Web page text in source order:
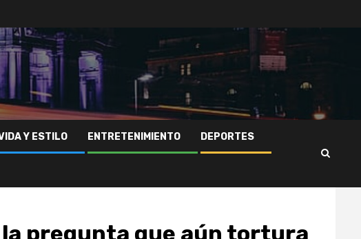
Y ESTILO ENTRETENIMIENTO DEPORTES
la pregunta que aún tortura